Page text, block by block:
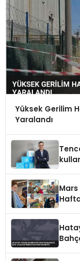
Yüksek Gerilim
Yaralandı
Mars